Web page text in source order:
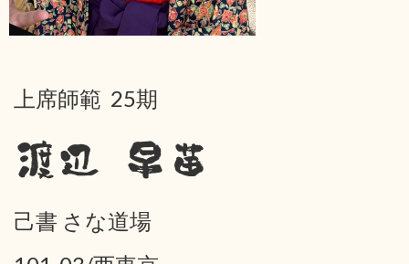
上席師範 25期
渡辺 早苗
己書 さな道場